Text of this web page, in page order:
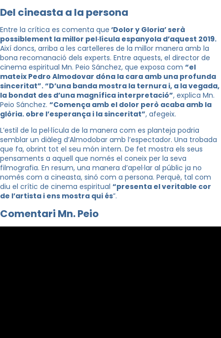
Del cineasta a la persona
Entre la crítica es comenta que ‘Dolor y Gloria’ serà
possiblement la millor pel·lícula espanyola d’aquest 2019.
Així doncs, arriba a les cartelleres de la millor manera amb la
bona recomanació dels experts. Entre aquests, el director de
cinema espiritual Mn. Peio Sánchez, que exposa com “el
mateix Pedro Almodovar dóna la cara amb una profunda
sinceritat”. “D’una banda mostra la ternura i, a la vegada,
la bondat des d’una magnífica interpretació”, explica Mn.
Peio Sánchez. “Comença amb el dolor però acaba amb la
glòria. obre l’esperança i la sinceritat”, afegeix.
L’estil de la pel·lícula de la manera com es planteja podria
semblar un diàleg d’Almodobar amb l’espectador. Una trobada
que fa, obrint tot el seu món intern. De fet mostra els seus
pensaments a aquell que només el coneix per la seva
filmografia. En resum, una manera d’apel·lar al públic ja no
només com a cineasta, sinó com a persona. Perquè, tal com
diu el crític de cinema espiritual “presenta el veritable cor
de l’artista i ens mostra qui és”.
Comentari Mn. Peio